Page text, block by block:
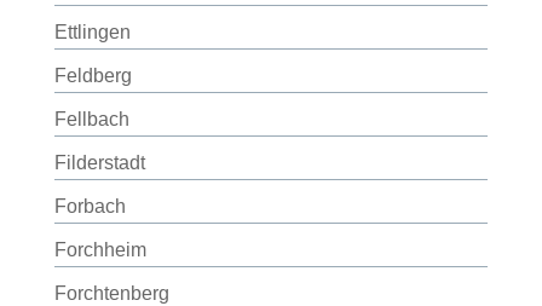
Ettlingen
Feldberg
Fellbach
Filderstadt
Forbach
Forchheim
Forchtenberg